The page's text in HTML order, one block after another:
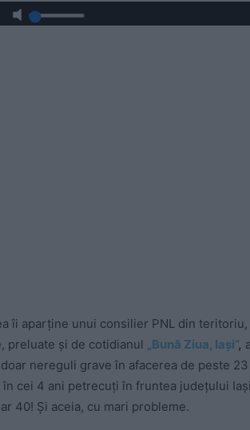
îi aparține unui consilier PNL din teritoriu,
preluate și de cotidianul „Bună Ziua, Iași”,
nereguli grave în afacerea de peste
în cei 4 ani petrecuți în fruntea județului
40! Și aceia, cu mari probleme.